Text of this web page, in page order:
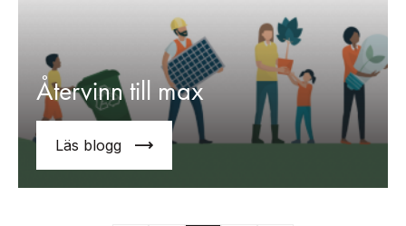
Återvinn till max
Läs blogg